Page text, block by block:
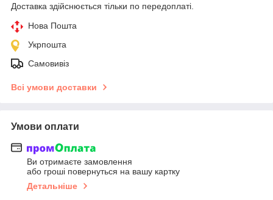
Доставка здійснюється тільки по передоплаті.
Нова Пошта
Укрпошта
Самовивіз
Всі умови доставки
Умови оплати
Ви отримаєте замовлення
або гроші повернуться на вашу картку
Детальніше